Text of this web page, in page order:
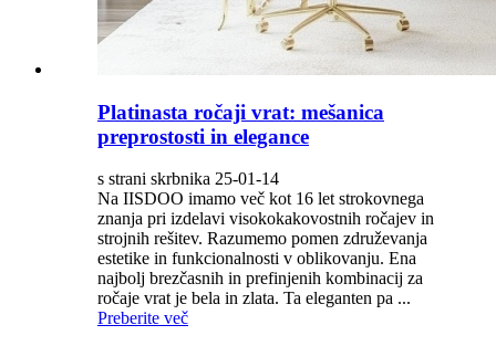
Platinasta ročaji vrat: mešanica
preprostosti in elegance
s strani skrbnika 25-01-14
Na IISDOO imamo več kot 16 let strokovnega
znanja pri izdelavi visokokakovostnih ročajev in
strojnih rešitev. Razumemo pomen združevanja
estetike in funkcionalnosti v oblikovanju. Ena
najbolj brezčasnih in prefinjenih kombinacij za
ročaje vrat je bela in zlata. Ta eleganten pa ...
Preberite več